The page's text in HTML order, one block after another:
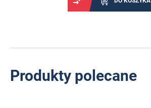
Produkty polecane